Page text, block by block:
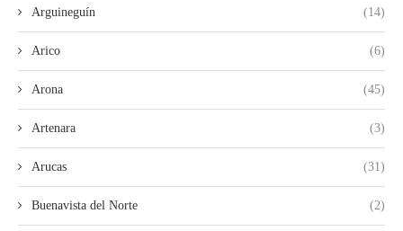
Arguineguín (14)
Arico (6)
Arona (45)
Artenara (3)
Arucas (31)
Buenavista del Norte (2)